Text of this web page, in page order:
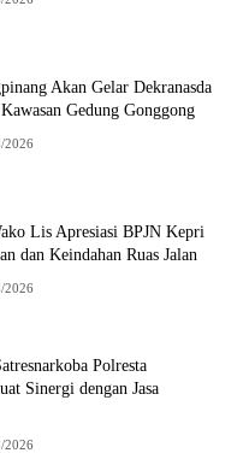
Akan Gelar Dekranasda
Gedung Gonggong
2026
Lis Apresiasi BPJN Kepri
dan Keindahan Ruas Jalan
2026
Polresta
Sinergi dengan Jasa
2026